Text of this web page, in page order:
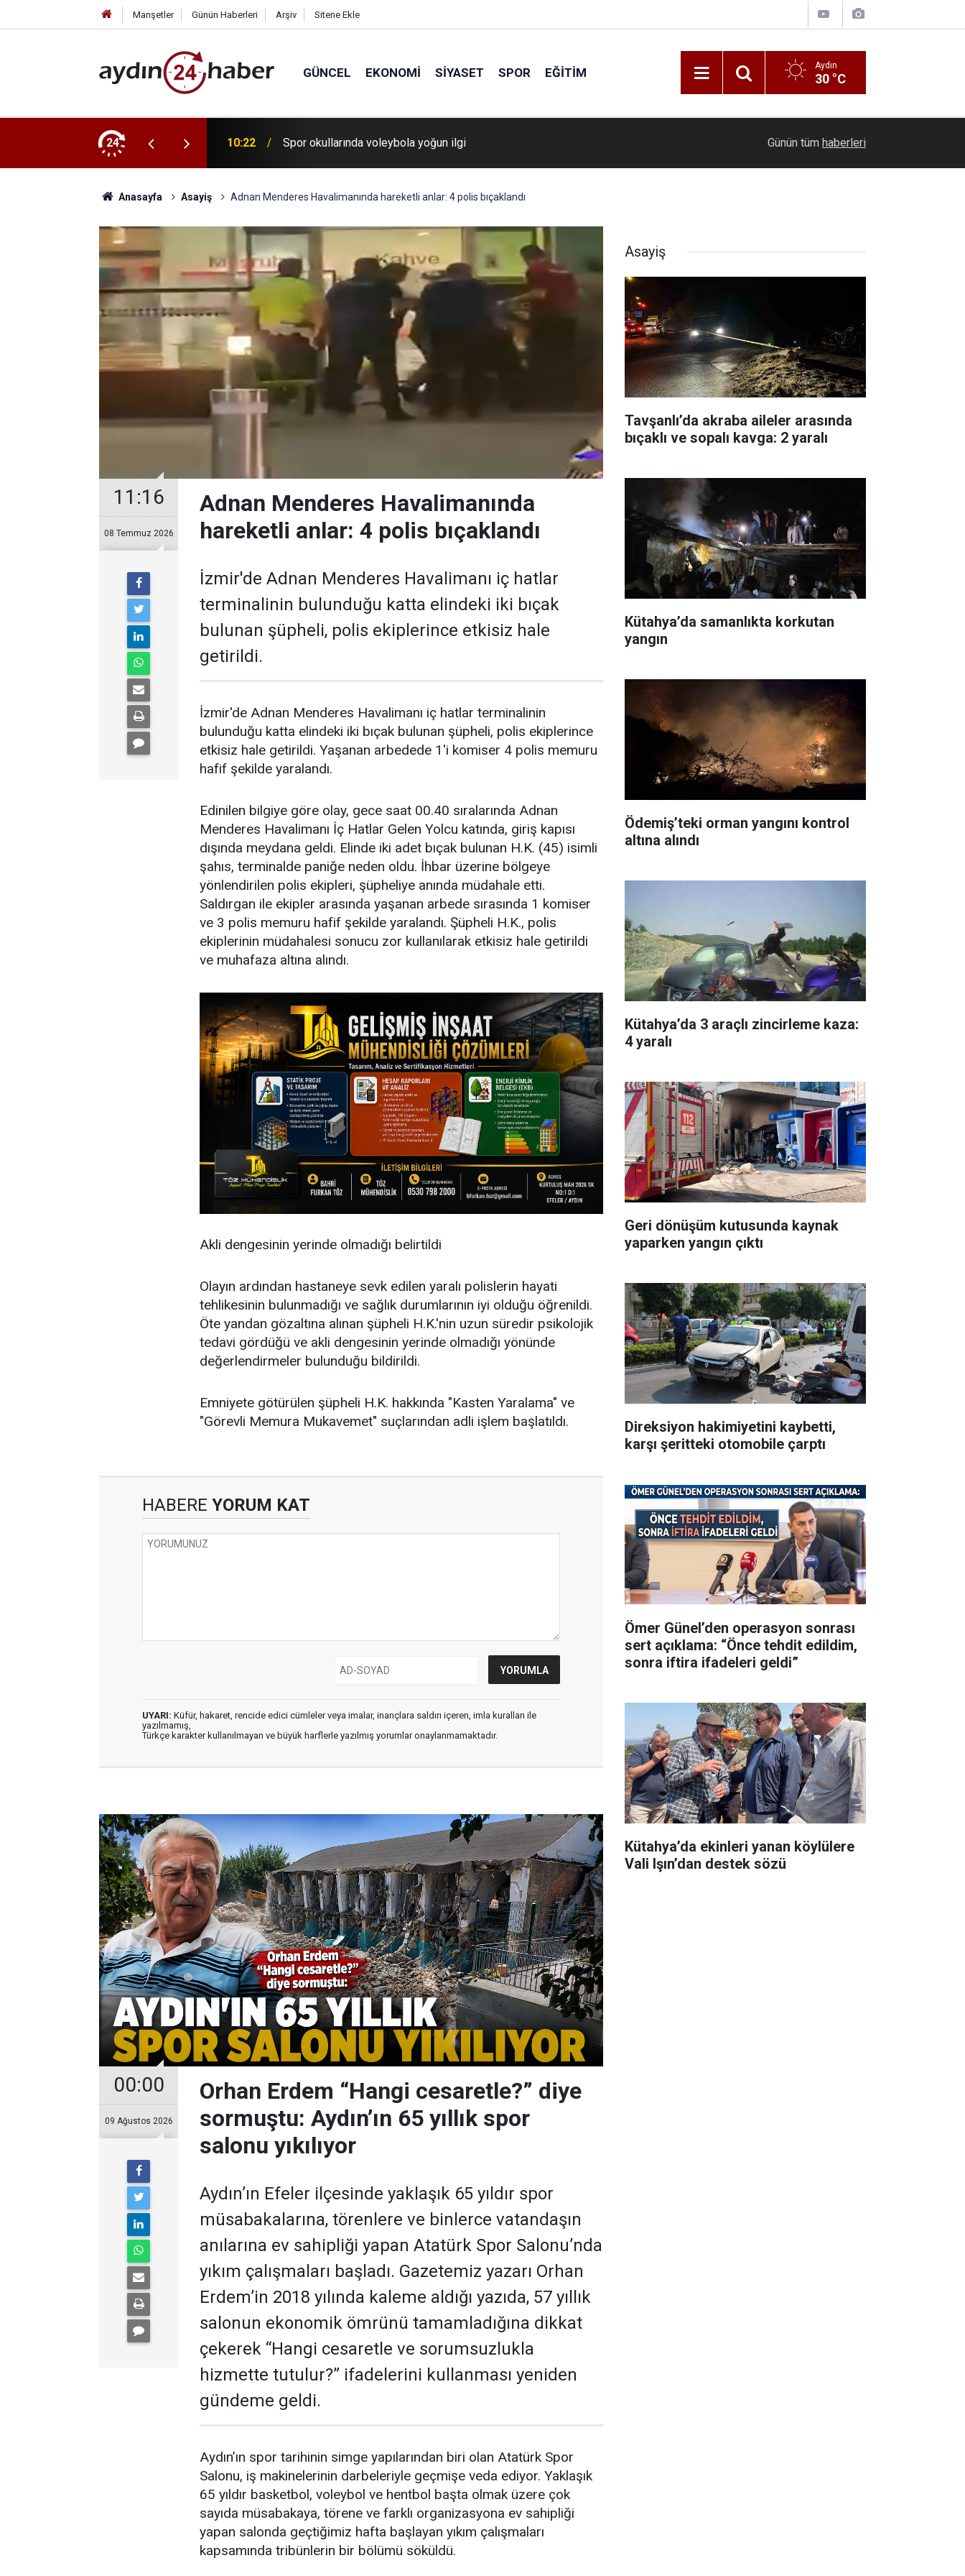
Manşetler Günün Haberleri Arşiv Sitene Ekle
GÜNCEL EKONOMI SIYASET SPOR EĞITIM Aydın
30 °C
24
Karakucak güreşleri düzenlenecek 10:22 Spor okullarında voleybola yoğun ilgi Minik Tekvandocular Kütahya’da dostluk için
Günün tüm haberleri
Anasayfa Asayiş Adnan Menderes Havalimanında hareketli anlar: 4 polis bıçaklandı
11:16
08 Temmuz 2026
Adnan Menderes Havalimanında
hareketli anlar: 4 polis bıçaklandı
İzmir'de Adnan Menderes Havalimanı iç hatlar
terminalinin bulunduğu katta elindeki iki bıçak
bulunan şüpheli, polis ekiplerince etkisiz hale
getirildi.
İzmir'de Adnan Menderes Havalimanı iç hatlar terminalinin
bulunduğu katta elindeki iki bıçak bulunan şüpheli, polis ekiplerince
etkisiz hale getirildi. Yaşanan arbedede 1'i komiser 4 polis memuru
hafif şekilde yaralandı.
Edinilen bilgiye göre olay, gece saat 00.40 sıralarında Adnan
Menderes Havalimanı İç Hatlar Gelen Yolcu katında, giriş kapısı
dışında meydana geldi. Elinde iki adet bıçak bulunan H.K. (45) isimli
şahıs, terminalde paniğe neden oldu. İhbar üzerine bölgeye
yönlendirilen polis ekipleri, şüpheliye anında müdahale etti.
Saldırgan ile ekipler arasında yaşanan arbede sırasında 1 komiser
ve 3 polis memuru hafif şekilde yaralandı. Şüpheli H.K., polis
ekiplerinin müdahalesi sonucu zor kullanılarak etkisiz hale getirildi
ve muhafaza altına alındı.
Akli dengesinin yerinde olmadığı belirtildi
Olayın ardından hastaneye sevk edilen yaralı polislerin hayati
tehlikesinin bulunmadığı ve sağlık durumlarının iyi olduğu öğrenildi.
Öte yandan gözaltına alınan şüpheli H.K.'nin uzun süredir psikolojik
tedavi gördüğü ve akli dengesinin yerinde olmadığı yönünde
değerlendirmeler bulunduğu bildirildi.
Emniyete götürülen şüpheli H.K. hakkında "Kasten Yaralama" ve
"Görevli Memura Mukavemet" suçlarından adli işlem başlatıldı.
HABERE YORUM KAT
UYARI: Küfür, hakaret, rencide edici cümleler veya imalar, inançlara saldırı içeren, imla kuralları ile
yazılmamış,
Türkçe karakter kullanılmayan ve büyük harflerle yazılmış yorumlar onaylanmamaktadır.
00:00
09 Ağustos 2026
Orhan Erdem “Hangi cesaretle?” diye
sormuştu: Aydın’ın 65 yıllık spor
salonu yıkılıyor
Aydın’ın Efeler ilçesinde yaklaşık 65 yıldır spor
müsabakalarına, törenlere ve binlerce vatandaşın
anılarına ev sahipliği yapan Atatürk Spor Salonu’nda
yıkım çalışmaları başladı. Gazetemiz yazarı Orhan
Erdem’in 2018 yılında kaleme aldığı yazıda, 57 yıllık
salonun ekonomik ömrünü tamamladığına dikkat
çekerek “Hangi cesaretle ve sorumsuzlukla
hizmette tutulur?” ifadelerini kullanması yeniden
gündeme geldi.
Aydın’ın spor tarihinin simge yapılarından biri olan Atatürk Spor
Salonu, iş makinelerinin darbeleriyle geçmişe veda ediyor. Yaklaşık
65 yıldır basketbol, voleybol ve hentbol başta olmak üzere çok
sayıda müsabakaya, törene ve farklı organizasyona ev sahipliği
yapan salonda geçtiğimiz hafta başlayan yıkım çalışmaları
kapsamında tribünlerin bir bölümü söküldü.
Asayiş
Tavşanlı’da akraba aileler arasında
bıçaklı ve sopalı kavga: 2 yaralı
Kütahya’da samanlıkta korkutan
yangın
Ödemiş’teki orman yangını kontrol
altına alındı
Kütahya’da 3 araçlı zincirleme kaza:
4 yaralı
Geri dönüşüm kutusunda kaynak
yaparken yangın çıktı
Direksiyon hakimiyetini kaybetti,
karşı şeritteki otomobile çarptı
Ömer Günel’den operasyon sonrası
sert açıklama: “Önce tehdit edildim,
sonra iftira ifadeleri geldi”
Kütahya’da ekinleri yanan köylülere
Vali Işın’dan destek sözü